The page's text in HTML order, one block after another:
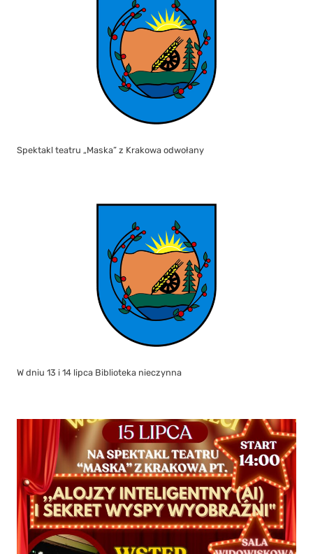
Spektakl teatru „Maska” z Krakowa odwołany
W dniu 13 i 14 lipca Biblioteka nieczynna